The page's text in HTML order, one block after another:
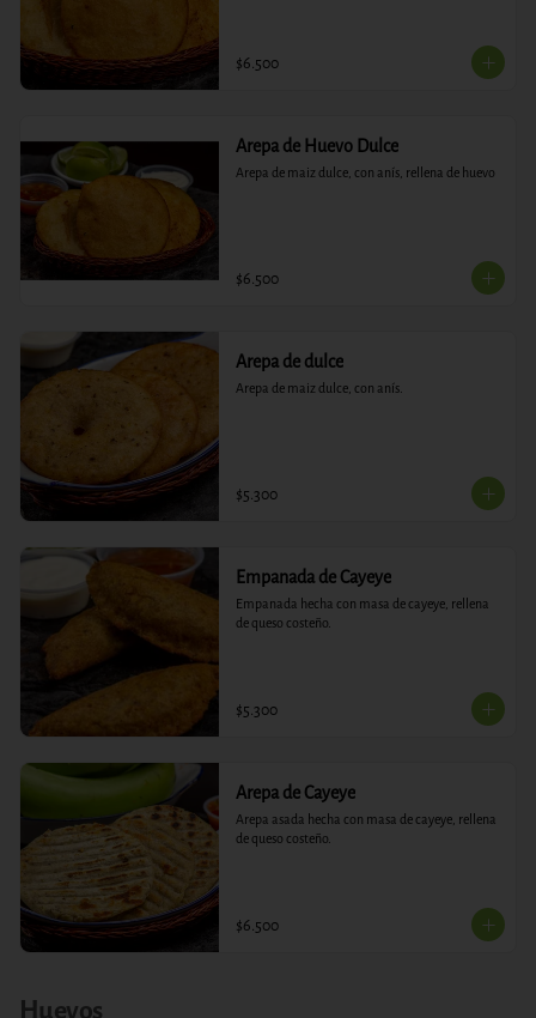
$6.500
Arepa de Huevo Dulce
Arepa de maiz dulce, con anís, rellena de huevo
$6.500
Arepa de dulce
Arepa de maiz dulce, con anís.
$5.300
Empanada de Cayeye
Empanada hecha con masa de cayeye, rellena
de queso costeño.
$5.300
Arepa de Cayeye
Arepa asada hecha con masa de cayeye, rellena
de queso costeño.
$6.500
Huevos